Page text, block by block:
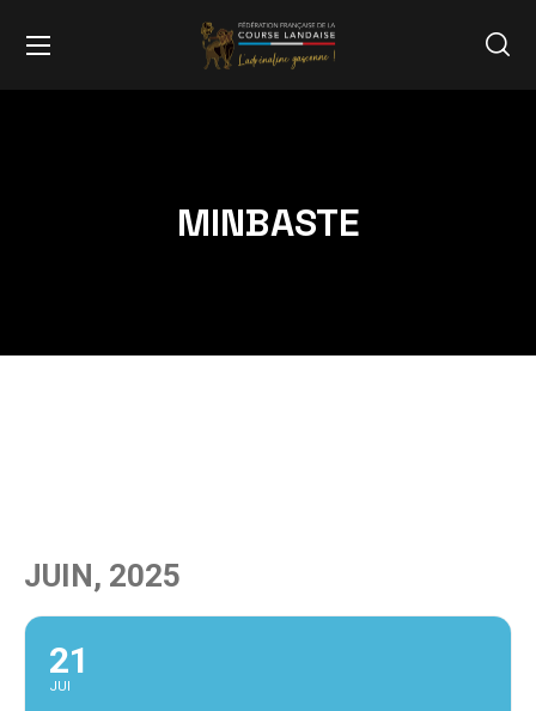
MINBASTE
JUIN, 2025
21
JUI